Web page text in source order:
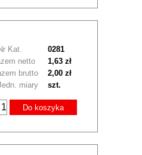
Kat. 0281
brutto 2,00 zł
netto 1,63 zł
miary szt.
Do koszyka